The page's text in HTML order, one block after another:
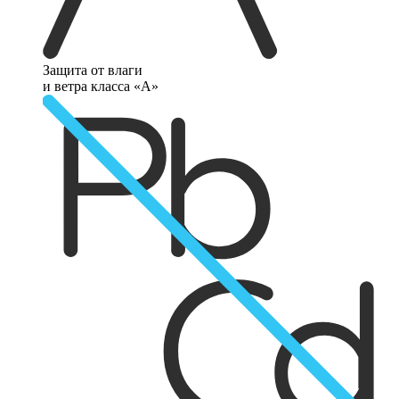
Защита от влаги
и ветра класса «А»